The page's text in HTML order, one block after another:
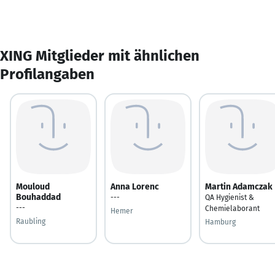
XING Mitglieder mit ähnlichen
Profilangaben
Mouloud
Bouhaddad
---
Raubling
Anna Lorenc
---
Hemer
Martin Adamczak
QA Hygienist &
Chemielaborant
Hamburg